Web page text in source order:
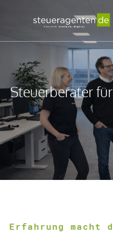
Steuerberater
Erfahrung macht